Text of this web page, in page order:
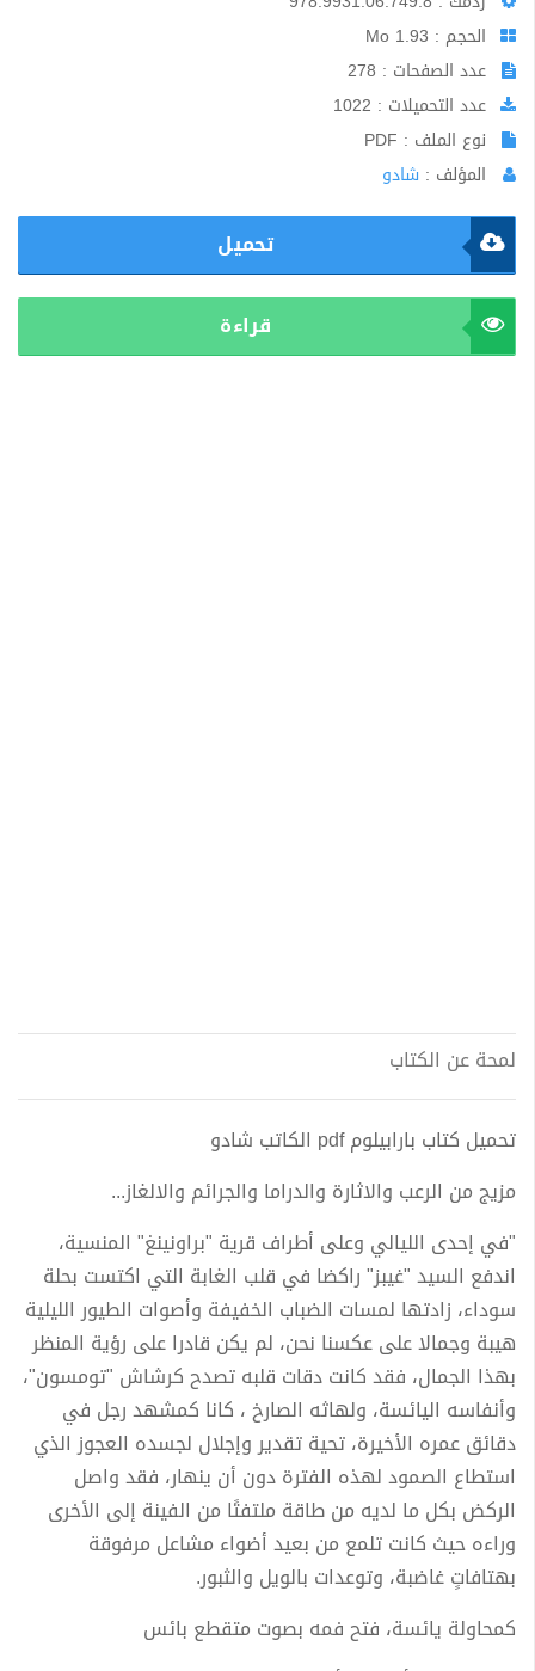
الحجم : 1.93 Mo
عدد الصفحات : 278
عدد التحميلات : 1022
نوع الملف : PDF
المؤلف : شادو
تحميل
قراءة
لمحة عن الكتاب
تحميل كتاب بارابيلوم pdf الكاتب شادو
مزيج من الرعب والاثارة والدراما والجرائم والالغاز...
"في إحدى الليالي وعلى أطراف قرية "براونينغ" المنسية،
اندفع السيد "غيبز" راكضا في قلب الغابة التي اكتست بحلة
سوداء، زادتها لمسات الضباب الخفيفة وأصوات الطيور الليلية
هيبة وجمالا على عكسنا نحن، لم يكن قادرا على رؤية المنظر
بهذا الجمال، فقد كانت دقات قلبه تصدح كرشاش "تومسون"،
وأنفاسه اليائسة، ولهاثه الصارخ ، كانا كمشهد رجل في
دقائق عمره الأخيرة، تحية تقدير وإجلال لجسده العجوز الذي
استطاع الصمود لهذه الفترة دون أن ينهار، فقد واصل
الركض بكل ما لديه من طاقة ملتفتًا من الفينة إلى الأخرى
وراءه حيث كانت تلمع من بعيد أضواء مشاعل مرفوقة
بهتافاتٍ غاضبة، وتوعدات بالويل والثبور.
كمحاولة يائسة، فتح فمه بصوت متقطع بائس